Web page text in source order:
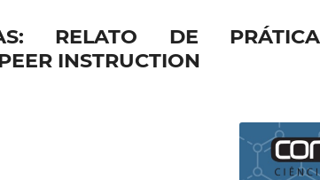
RELATO DE
INSTRUCTION